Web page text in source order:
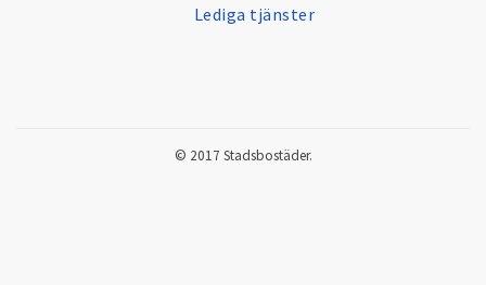
Lediga tjänster
© 2017 Stadsbostäder.